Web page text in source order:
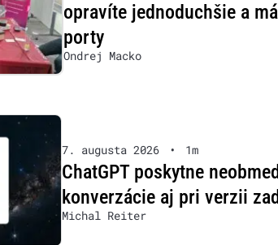
opravíte jednoduchšie a
porty
Ondrej Macko
7. augusta 2026 • 1m
ChatGPT poskytne
konverzácie aj pri verzii
Michal Reiter